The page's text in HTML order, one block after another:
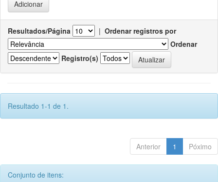
Resultados/Página | Ordenar registros por
Ordenar
Registro(s)
Resultado 1-1 de 1.
Anterior 1 Póximo
Conjunto de itens: